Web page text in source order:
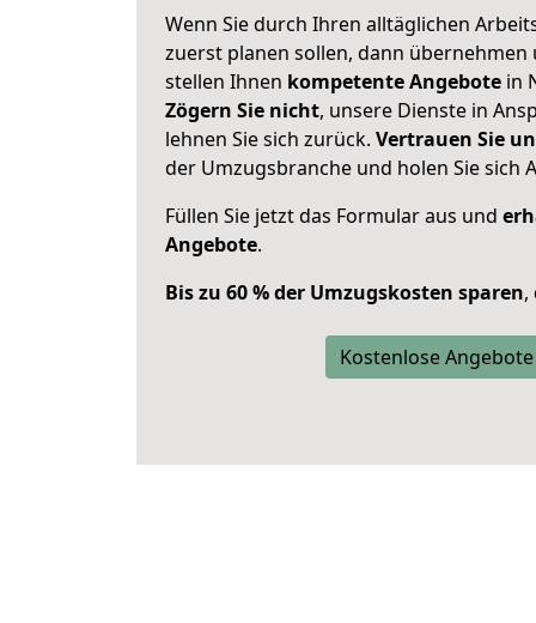
Wenn Sie durch Ihren alltäglichen
zuerst planen sollen, dann
stellen Ihnen kompetente Angebote in
Zögern Sie nicht, unsere Dienste in
lehnen Sie sich zurück. Vertrauen Sie
der Umzugsbranche und holen Sie sich
Füllen Sie jetzt das Formular aus und
Angebote.
Bis zu 60 % der Umzugskosten sparen,
Kostenlose